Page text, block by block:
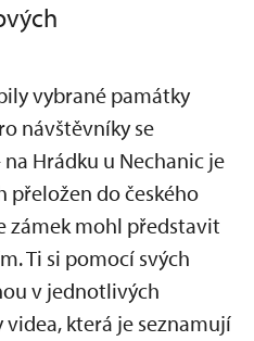
vybrané památky
návštěvníky se
Hrádku u Nechanic je
do českého
zámek mohl představit
Ti si pomocí svých
v jednotlivých
která je seznamují